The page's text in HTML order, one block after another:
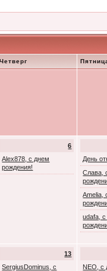
Четверг
6
Alex878, с днем
рождения!
День
Слава,
Amelia,
udafa,
13
SergiusDominus, с
NEO, с